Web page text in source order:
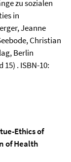
zu sozialen
in
Jeanne
Christian
Berlin
. ISBN-10:
Ethics of
of Health